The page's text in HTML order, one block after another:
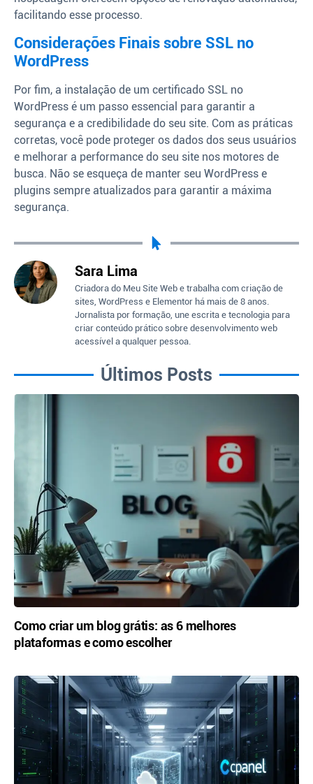
facilitando esse processo.
Considerações Finais sobre SSL no
WordPress
Por fim, a instalação de um certificado SSL no
WordPress é um passo essencial para garantir a
segurança e a credibilidade do seu site. Com as práticas
corretas, você pode proteger os dados dos seus usuários
e melhorar a performance do seu site nos motores de
busca. Não se esqueça de manter seu WordPress e
plugins sempre atualizados para garantir a máxima
segurança.
Sara Lima
Criadora do Meu Site Web e trabalha com criação de
sites, WordPress e Elementor há mais de 8 anos.
Jornalista por formação, une escrita e tecnologia para
criar conteúdo prático sobre desenvolvimento web
acessível a qualquer pessoa.
Últimos Posts
Como criar um blog grátis: as 6 melhores
plataformas e como escolher